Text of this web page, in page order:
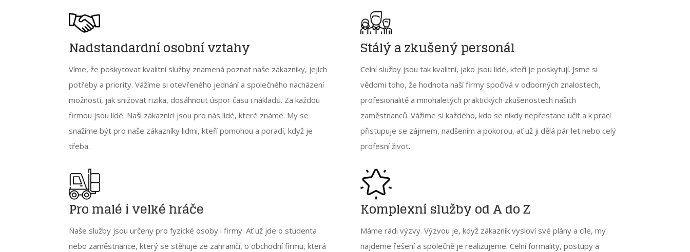
Nadstandardní osobní vztahy
Víme, že poskytovat kvalitní služby znamená poznat naše zákazníky, jejich
potřeby a priority. Vážíme si otevřeného jednání a společného nacházení
možností, jak snižovat rizika, dosáhnout úspor času i nákladů. Za každou
firmou jsou lidé. Naši zákazníci jsou pro nás lidé, které známe. My se
snažíme být pro naše zákazníky lidmi, kteří pomohou a poradí, když je
třeba.
Pro malé i velké hráče
Naše služby jsou určeny pro fyzické osoby i firmy. Ať už jde o studenta
nebo zaměstnance, který se stěhuje ze zahraničí, o obchodní firmu, která
Stálý a zkušený personál
Celní služby jsou tak kvalitní, jako jsou lidé, kteří je poskytují. Jsme si
vědomi toho, že hodnota naší firmy spočívá v odborných znalostech,
profesionalitě a mnohaletých praktických zkušenostech našich
zaměstnanců. Vážíme si každého, kdo se nikdy nepřestane učit a k práci
přistupuje se zájmem, nadšením a pokorou, ať už ji dělá pár let nebo celý
profesní život.
Komplexní služby od A do Z
Máme rádi výzvy. Výzvou je, když zákazník vysloví své plány a cíle, my
najdeme řešení a společně je realizujeme. Celní formality, postupy a